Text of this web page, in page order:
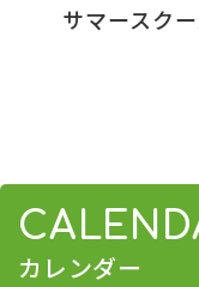
サマースク
カレンダー